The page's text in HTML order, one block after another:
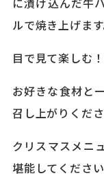
に漬け込んだ牛
ルで焼き上げます
目で見て楽しむ
お好きな食材と
召し上がりくださ
クリスマスメニ
堪能してくださ